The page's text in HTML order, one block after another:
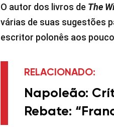
O autor dos livros de The
várias de suas sugestões
escritor polonês aos
RELACIONADO:
Napoleão:
Rebate: